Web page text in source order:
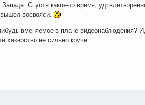
Спустя какое-то время,
восвояси.
вменяемое в плане видеонаблюдения?
хакерство не сильно круче.